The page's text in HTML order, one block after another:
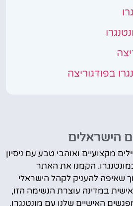
בפודגוריצה
הישראלים
מקצועיים ואוהבי טבע עם ניסיון
הקמנו את האתר
שאיפה להעניק לקהל הישראלי
במדינה עוצרת הנשימה הזו,
האישיים שלנו עם מונטנגרו,